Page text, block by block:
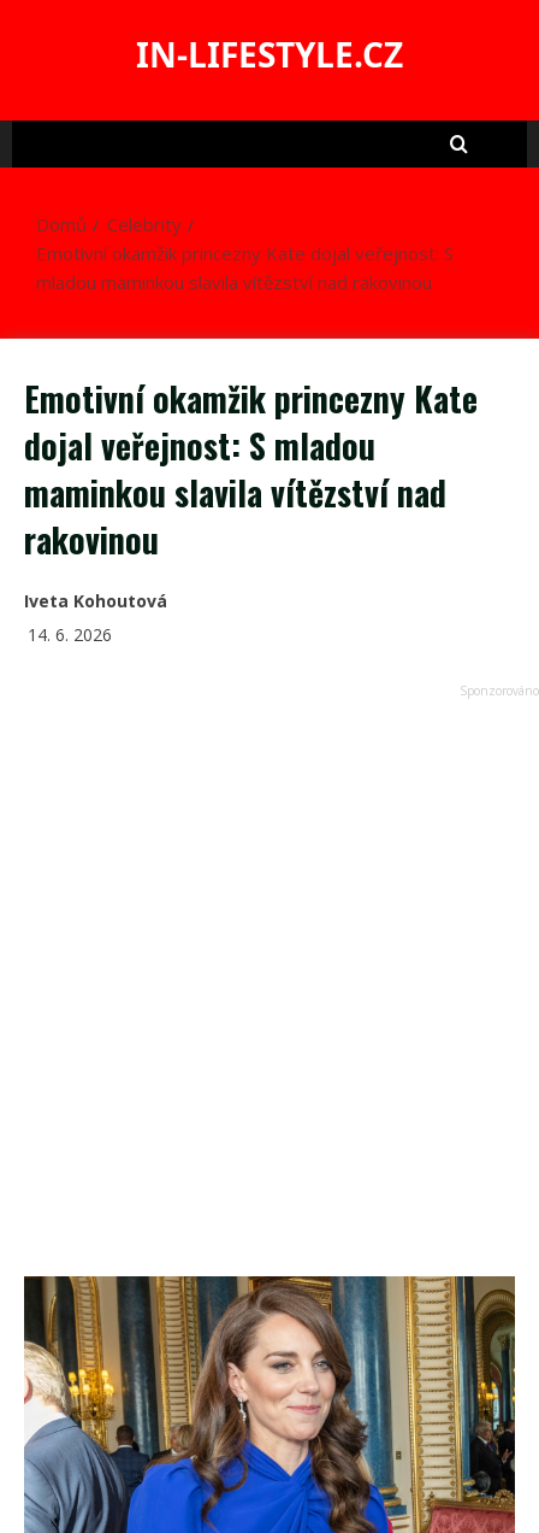
IN-LIFESTYLE.CZ
Domů
Celebrity
Emotivní okamžik princezny Kate dojal veřejnost: S
mladou maminkou slavila vítězství nad rakovinou
Emotivní okamžik princezny Kate
dojal veřejnost: S mladou
maminkou slavila vítězství nad
rakovinou
Iveta Kohoutová
14. 6. 2026